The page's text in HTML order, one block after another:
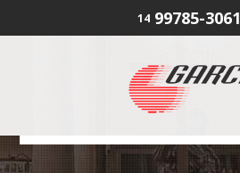
14 99785-3061